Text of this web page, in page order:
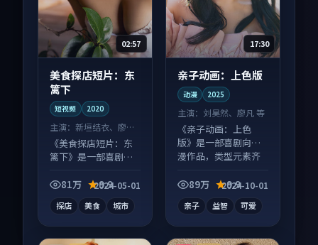
02:57
美食探店短片：东
篱下
短视频 2020
主演： 新垣结衣、廖凡
等
《美食探店短片：东
篱下》是一部喜剧向
续发酵，适合周末一
81万 9.9
2024-05-01
探店 美食 城市
17:30
亲子动画：上色版
动漫 2025
主演： 刘昊然、廖凡 等
《亲子动画：上色
版》是一部喜剧向动
漫作品，类型元素齐
沓。89万 9.9
2024-10-01
亲子 益智 可爱